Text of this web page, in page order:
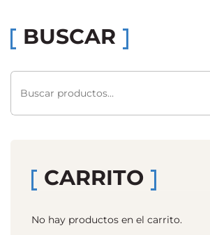
BUSCAR
por:
CARRITO
No hay productos en el carrito.